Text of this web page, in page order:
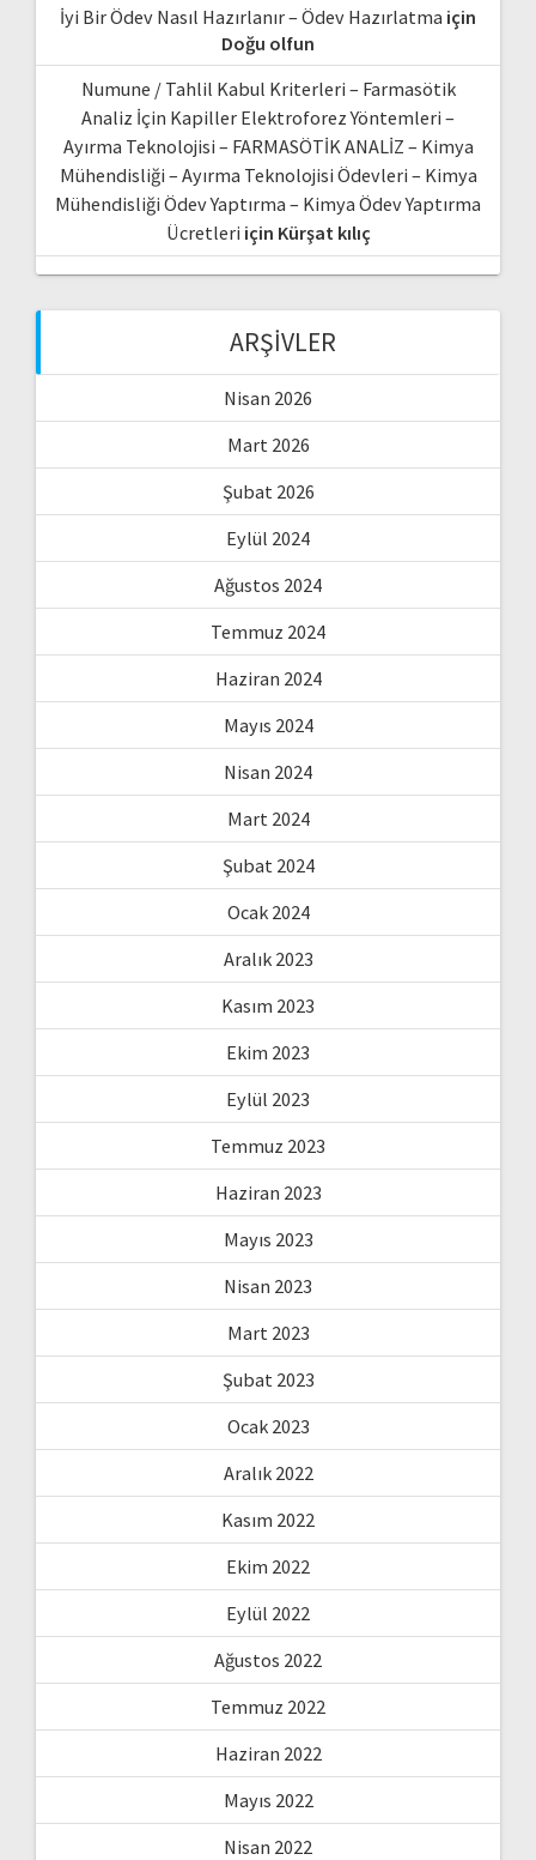
İyi Bir Ödev Nasıl Hazırlanır – Ödev Hazırlatma için
Doğu olfun
Numune / Tahlil Kabul Kriterleri – Farmasötik
Analiz İçin Kapiller Elektroforez Yöntemleri –
Ayırma Teknolojisi – FARMASÖTİK ANALİZ – Kimya
Mühendisliği – Ayırma Teknolojisi Ödevleri – Kimya
Mühendisliği Ödev Yaptırma – Kimya Ödev Yaptırma
Ücretleri için Kürşat kılıç
ARŞIVLER
Nisan 2026
Mart 2026
Şubat 2026
Eylül 2024
Ağustos 2024
Temmuz 2024
Haziran 2024
Mayıs 2024
Nisan 2024
Mart 2024
Şubat 2024
Ocak 2024
Aralık 2023
Kasım 2023
Ekim 2023
Eylül 2023
Temmuz 2023
Haziran 2023
Mayıs 2023
Nisan 2023
Mart 2023
Şubat 2023
Ocak 2023
Aralık 2022
Kasım 2022
Ekim 2022
Eylül 2022
Ağustos 2022
Temmuz 2022
Haziran 2022
Mayıs 2022
Nisan 2022